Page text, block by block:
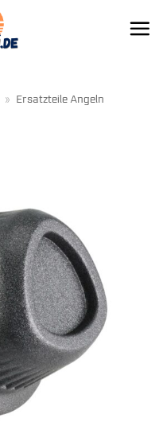
» Ersatzteile Angeln